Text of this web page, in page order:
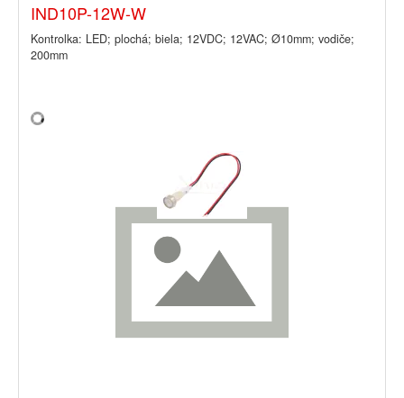
IND10P-12W-W
Kontrolka: LED; plochá; biela; 12VDC; 12VAC; Ø10mm; vodiče;
200mm